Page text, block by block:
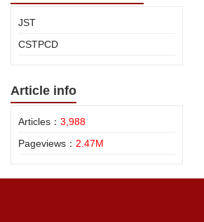
JST
CSTPCD
Article info
Articles： 3,988
Pageviews： 2.47M